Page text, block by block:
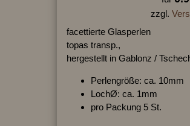
zzgl.
facettierte Glasperlen
topas transp.,
hergestellt in Gablonz /
Perlengröße: ca. 10mm
LochØ: ca. 1mm
pro Packung 5 St.